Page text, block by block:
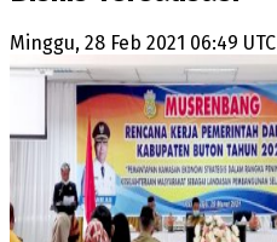
Minggu, 28 Feb 2021 06:49 UTC